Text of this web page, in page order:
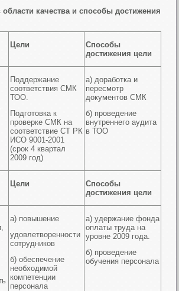
качества и способы достижения
Цели
Способы
достижения цели
Поддержание
соответствия СМК
ТОО.
Подготовка к
проверке СМК на
соответствие СТ РК
ИСО 9001-2001
(срок 4 квартал
2009 год)
а) доработка и
пересмотр
документов СМК
б) проведение
внутреннего аудита
в ТОО
Цели
Способы
достижения цели
а) повышение
удовлетворенности
сотрудников
б) обеспечение
необходимой
компетенции
персонала
а) удержание фонда
оплаты труда на
уровне 2009 года.
б) проведение
обучения персонала